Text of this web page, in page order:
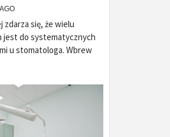
zdarza się, że wielu
jest do systematycznych
u stomatologa. Wbrew